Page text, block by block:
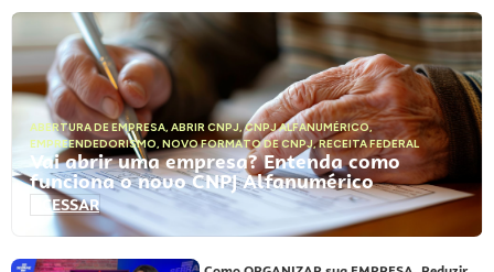
ABERTURA DE EMPRESA, ABRIR CNPJ,CNPJ ALFANUMÉRICO,
EMPREENDEDORISMO, NOVO FORMATO DE CNPJ,RECEITA FEDERAL
Vai abrir uma empresa? Entenda como
funciona o novo CNPJ Alfanumérico
ACESSAR